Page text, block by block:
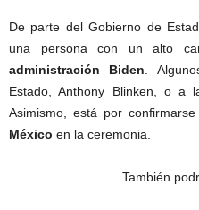
De parte del Gobierno de
una persona con un alto
administración Biden .
Estado, Anthony Blinken, o a
Asimismo, está por
México en la ceremonia.
También